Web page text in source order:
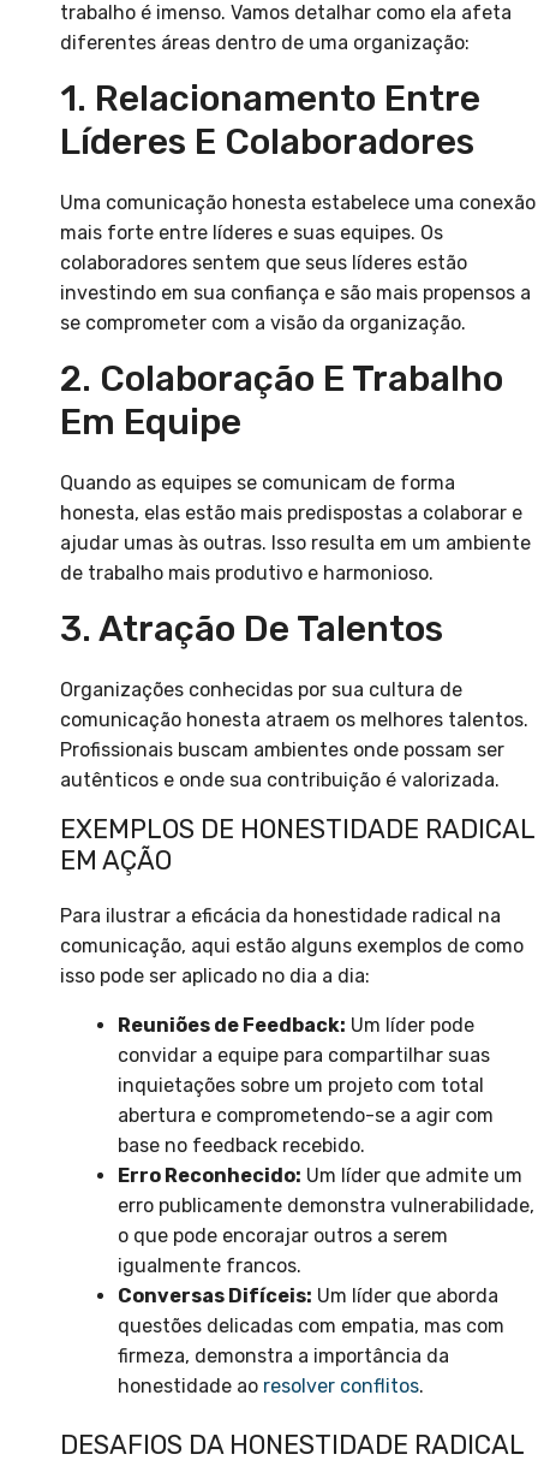
trabalho é imenso. Vamos detalhar como ela afeta
diferentes áreas dentro de uma organização:
1. Relacionamento Entre
Líderes E Colaboradores
Uma comunicação honesta estabelece uma conexão
mais forte entre líderes e suas equipes. Os
colaboradores sentem que seus líderes estão
investindo em sua confiança e são mais propensos a
se comprometer com a visão da organização.
2. Colaboração E Trabalho
Em Equipe
Quando as equipes se comunicam de forma
honesta, elas estão mais predispostas a colaborar e
ajudar umas às outras. Isso resulta em um ambiente
de trabalho mais produtivo e harmonioso.
3. Atração De Talentos
Organizações conhecidas por sua cultura de
comunicação honesta atraem os melhores talentos.
Profissionais buscam ambientes onde possam ser
autênticos e onde sua contribuição é valorizada.
EXEMPLOS DE HONESTIDADE RADICAL
EM AÇÃO
Para ilustrar a eficácia da honestidade radical na
comunicação, aqui estão alguns exemplos de como
isso pode ser aplicado no dia a dia:
Reuniões de Feedback: Um líder pode
convidar a equipe para compartilhar suas
inquietações sobre um projeto com total
abertura e comprometendo-se a agir com
base no feedback recebido.
Erro Reconhecido: Um líder que admite um
erro publicamente demonstra vulnerabilidade,
o que pode encorajar outros a serem
igualmente francos.
Conversas Difíceis: Um líder que aborda
questões delicadas com empatia, mas com
firmeza, demonstra a importância da
honestidade ao resolver conflitos.
DESAFIOS DA HONESTIDADE RADICAL